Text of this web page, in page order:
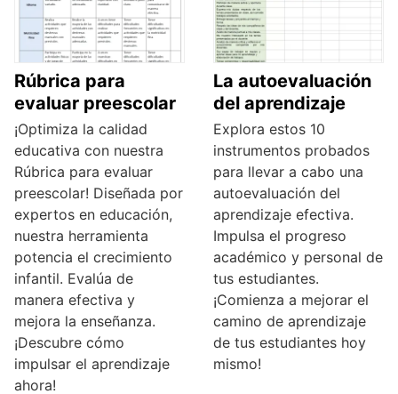
Rúbrica para
evaluar preescolar
¡Optimiza la calidad
educativa con nuestra
Rúbrica para evaluar
preescolar! Diseñada por
expertos en educación,
nuestra herramienta
potencia el crecimiento
infantil. Evalúa de
manera efectiva y
mejora la enseñanza.
¡Descubre cómo
impulsar el aprendizaje
ahora!
La autoevaluación
del aprendizaje
Explora estos 10
instrumentos probados
para llevar a cabo una
autoevaluación del
aprendizaje efectiva.
Impulsa el progreso
académico y personal de
tus estudiantes.
¡Comienza a mejorar el
camino de aprendizaje
de tus estudiantes hoy
mismo!